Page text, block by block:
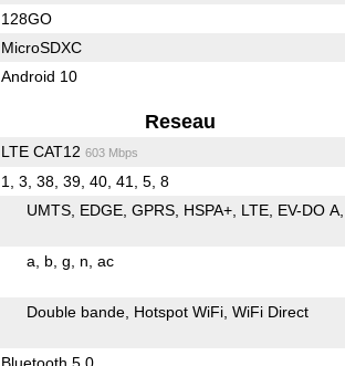
128GO
MicroSDXC
Android 10
Reseau
LTE CAT12 603 Mbps
1, 3, 38, 39, 40, 41, 5, 8
UMTS EDGE GPRS HSPA+ LTE EV-DO A
a b g n ac
Double bande Hotspot WiFi WiFi Direct
Bluetooth 5.0